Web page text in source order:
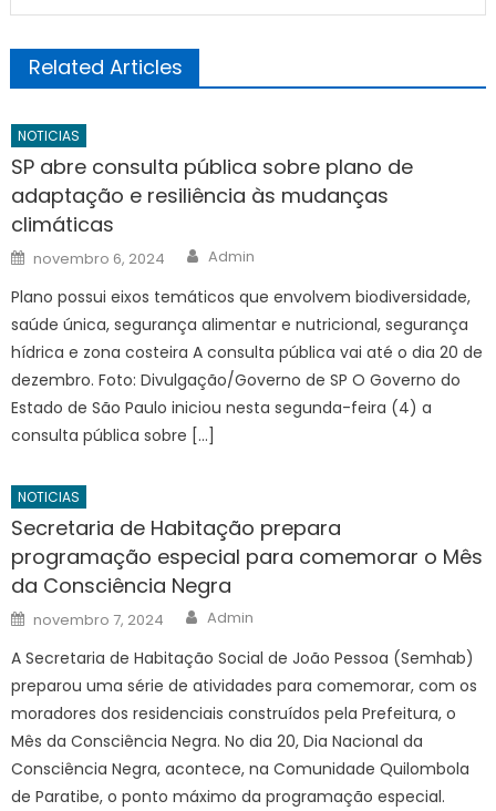
Related Articles
NOTICIAS
SP abre consulta pública sobre plano de
adaptação e resiliência às mudanças
climáticas
Posted
on
novembro 6, 2024 Author
Admin
Plano possui eixos temáticos que envolvem biodiversidade,
saúde única, segurança alimentar e nutricional, segurança
hídrica e zona costeira A consulta pública vai até o dia 20 de
dezembro. Foto: Divulgação/Governo de SP O Governo do
Estado de São Paulo iniciou nesta segunda-feira (4) a
consulta pública sobre […]
NOTICIAS
Secretaria de Habitação prepara
programação especial para comemorar o Mês
da Consciência Negra
Posted
on
novembro 7, 2024 Author
Admin
A Secretaria de Habitação Social de João Pessoa (Semhab)
preparou uma série de atividades para comemorar, com os
moradores dos residenciais construídos pela Prefeitura, o
Mês da Consciência Negra. No dia 20, Dia Nacional da
Consciência Negra, acontece, na Comunidade Quilombola
de Paratibe, o ponto máximo da programação especial.